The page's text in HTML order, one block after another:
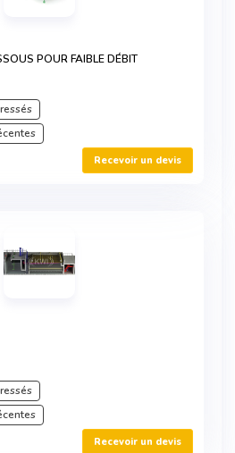
POUR FAIBLE DÉBIT
Recevoir un devis
Recevoir un devis